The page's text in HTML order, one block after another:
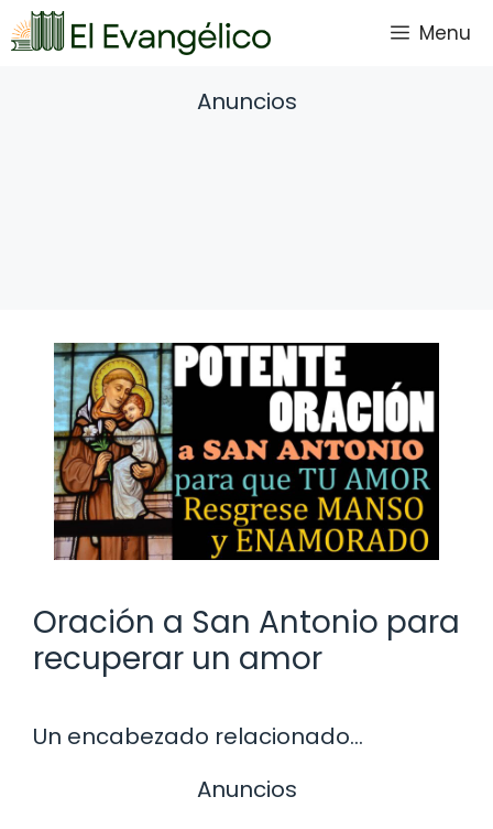
Saltar
al
Menu
Anuncios
Oración a San Antonio para
recuperar un amor
Un encabezado relacionado…
Anuncios